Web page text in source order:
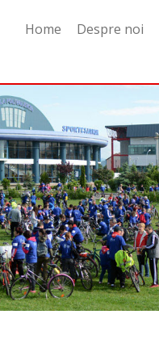
Home Despre noi